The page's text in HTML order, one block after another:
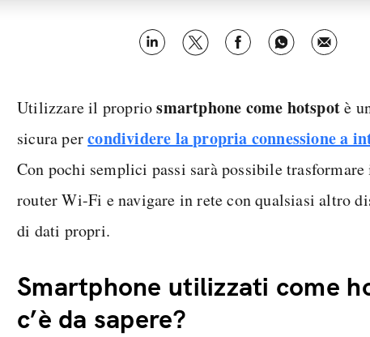
Utilizzare il propriosmartphone come hotspotè
sicura percondividere la propria connessione a
Con pochi semplici passi sarà possibile
router Wi-Fi e navigare in rete con qualsiasi altro
di dati propri.
Smartphone utilizzati come
c’è da sapere?